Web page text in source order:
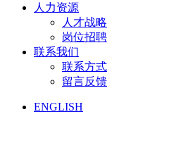
人力资源
人才战略
岗位招聘
联系我们
联系方式
留言反馈
ENGLISH